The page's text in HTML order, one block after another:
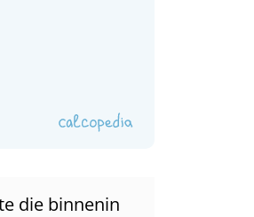
die binnenin